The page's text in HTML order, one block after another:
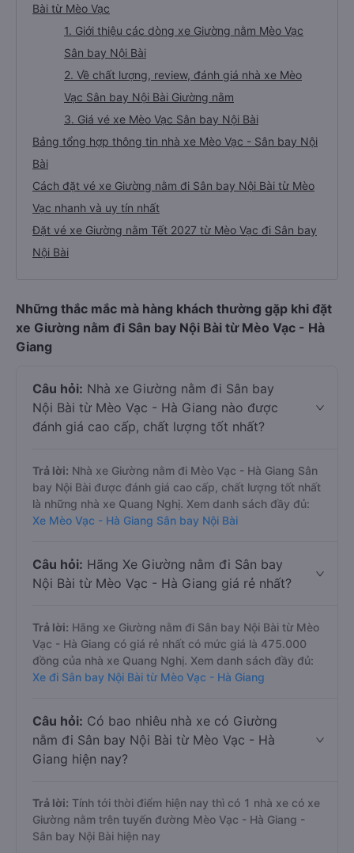
Bài từ Mèo Vạc
1. Giới thiệu các dòng xe Giường nằm Mèo Vạc
Sân bay Nội Bài
2. Về chất lượng, review, đánh giá nhà xe Mèo
Vạc Sân bay Nội Bài Giường nằm
3. Giá vé xe Mèo Vạc Sân bay Nội Bài
Bảng tổng hợp thông tin nhà xe Mèo Vạc - Sân bay Nội
Bài
Cách đặt vé xe Giường nằm đi Sân bay Nội Bài từ Mèo
Vạc nhanh và uy tín nhất
Đặt vé xe Giường nằm Tết 2027 từ Mèo Vạc đi Sân bay
Nội Bài
Những thắc mắc mà hàng khách thường gặp khi đặt
xe Giường nằm đi Sân bay Nội Bài từ Mèo Vạc - Hà
Giang
Câu hỏi: Nhà xe Giường nằm đi Sân bay
Nội Bài từ Mèo Vạc - Hà Giang nào được
đánh giá cao cấp, chất lượng tốt nhất?
Trả lời: Nhà xe Giường nằm đi Mèo Vạc - Hà Giang Sân
bay Nội Bài được đánh giá cao cấp, chất lượng tốt nhất
là những nhà xe Quang Nghị. Xem danh sách đầy đủ:
Xe Mèo Vạc - Hà Giang Sân bay Nội Bài
Câu hỏi: Hãng Xe Giường nằm đi Sân bay
Nội Bài từ Mèo Vạc - Hà Giang giá rẻ nhất?
Trả lời: Hãng xe Giường nằm đi Sân bay Nội Bài từ Mèo
Vạc - Hà Giang có giá rẻ nhất có mức giá là 475.000
đồng của nhà xe Quang Nghị. Xem danh sách đầy đủ:
Xe đi Sân bay Nội Bài từ Mèo Vạc - Hà Giang
Câu hỏi: Có bao nhiêu nhà xe có Giường
nằm đi Sân bay Nội Bài từ Mèo Vạc - Hà
Giang hiện nay?
Trả lời: Tính tới thời điểm hiện nay thì có 1 nhà xe có xe
Giường nằm trên tuyến đường Mèo Vạc - Hà Giang -
Sân bay Nội Bài hiện nay